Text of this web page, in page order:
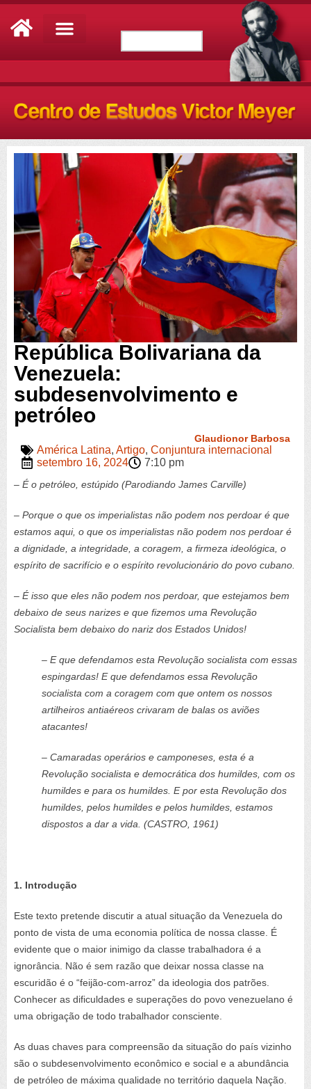
República Bolivariana da
Venezuela:
subdesenvolvimento e
petróleo
Glaudionor Barbosa
América Latina, Artigo, Conjuntura internacional
setembro 16, 2024
7:10 pm
– É o petróleo, estúpido (Parodiando James Carville)
– Porque o que os imperialistas não podem nos perdoar é que
estamos aqui, o que os imperialistas não podem nos perdoar é
a dignidade, a integridade, a coragem, a firmeza ideológica, o
espírito de sacrifício e o espírito revolucionário do povo cubano.
– É isso que eles não podem nos perdoar, que estejamos bem
debaixo de seus narizes e que fizemos uma Revolução
Socialista bem debaixo do nariz dos Estados Unidos!
– E que defendamos esta Revolução socialista com essas
espingardas! E que defendamos essa Revolução
socialista com a coragem com que ontem os nossos
artilheiros antiaéreos crivaram de balas os aviões
atacantes!
– Camaradas operários e camponeses, esta é a
Revolução socialista e democrática dos humildes, com os
humildes e para os humildes. E por esta Revolução dos
humildes, pelos humildes e pelos humildes, estamos
dispostos a dar a vida. (CASTRO, 1961)
1. Introdução
Este texto pretende discutir a atual situação da Venezuela do
ponto de vista de uma economia política de nossa classe. É
evidente que o maior inimigo da classe trabalhadora é a
ignorância. Não é sem razão que deixar nossa classe na
escuridão é o “feijão-com-arroz” da ideologia dos patrões.
Conhecer as dificuldades e superações do povo venezuelano é
uma obrigação de todo trabalhador consciente.
As duas chaves para compreensão da situação do país vizinho
são o subdesenvolvimento econômico e social e a abundância
de petróleo de máxima qualidade no território daquela Nação.